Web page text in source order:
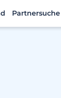
Partnersuche